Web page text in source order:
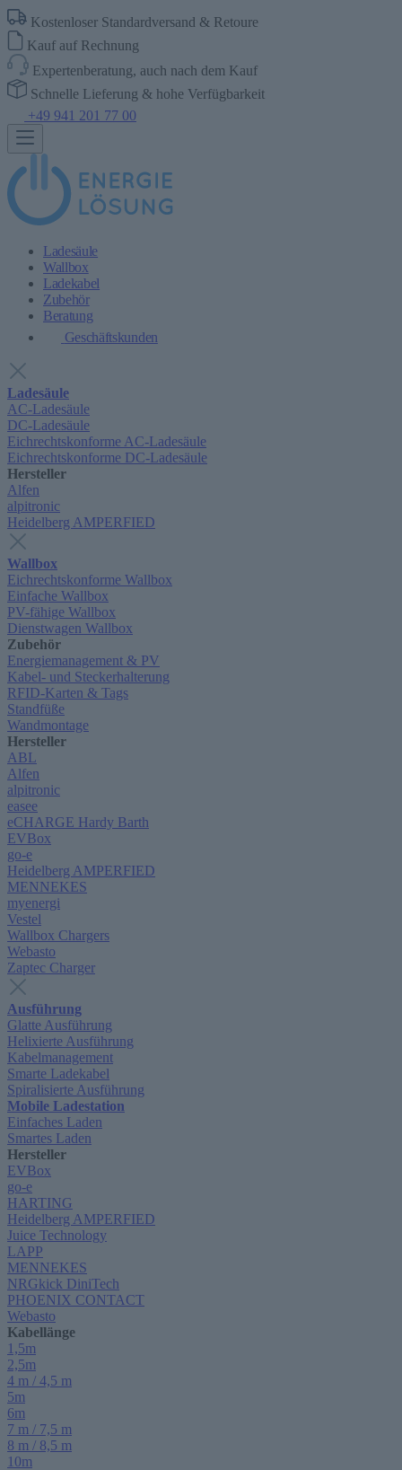
Kostenloser Standardversand & Retoure
Kauf auf Rechnung
Expertenberatung, auch nach dem Kauf
Schnelle Lieferung & hohe Verfügbarkeit
+49 941 201 77 00
Ladesäule
Wallbox
Ladekabel
Zubehör
Beratung
Geschäftskunden
Ladesäule
AC-Ladesäule
DC-Ladesäule
Eichrechtskonforme AC-Ladesäule
Eichrechtskonforme DC-Ladesäule
Hersteller
Alfen
alpitronic
Heidelberg AMPERFIED
Wallbox
Eichrechtskonforme Wallbox
Einfache Wallbox
PV-fähige Wallbox
Dienstwagen Wallbox
Zubehör
Energiemanagement & PV
Kabel- und Steckerhalterung
RFID-Karten & Tags
Standfüße
Wandmontage
Hersteller
ABL
Alfen
alpitronic
easee
eCHARGE Hardy Barth
EVBox
go-e
Heidelberg AMPERFIED
MENNEKES
myenergi
Vestel
Wallbox Chargers
Webasto
Zaptec Charger
Ausführung
Glatte Ausführung
Helixierte Ausführung
Kabelmanagement
Smarte Ladekabel
Spiralisierte Ausführung
Mobile Ladestation
Einfaches Laden
Smartes Laden
Hersteller
EVBox
go-e
HARTING
Heidelberg AMPERFIED
Juice Technology
LAPP
MENNEKES
NRGkick DiniTech
PHOENIX CONTACT
Webasto
Kabellänge
1,5m
2,5m
4 m / 4,5 m
5m
6m
7 m / 7,5 m
8 m / 8,5 m
10m